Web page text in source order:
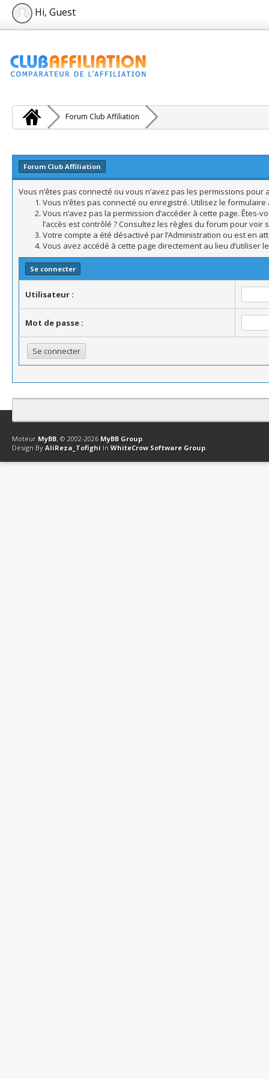
Hi, Guest
Forum Club Affiliation
Forum Club Affiliation
Vous n’êtes pas connecté ou vous n’avez pas les permissions
Vous n’êtes pas connecté ou enregistré. Utilisez le
Vous n’avez pas la permission d’accéder à cette page. Êtes-
l’accès est contrôlé ? Consultez les règles du forum pour
Votre compte a été désactivé par l’Administration ou est en
Vous avez accédé à cette page directement au lieu d’utiliser
Se connecter
Utilisateur :
Mot de passe :
Contact Club Affiliation Retourner en haut Version bas-débit
Moteur MyBB, © 2002-2026 MyBB Group.
Design By AliReza_Tofighi In WhiteCrow Software Group.